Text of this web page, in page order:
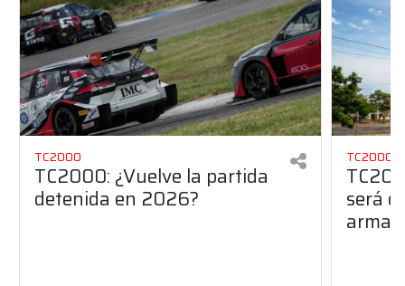
TC2000
TC2000: ¿Vuelve la partida
detenida en 2026?
TC2000
será